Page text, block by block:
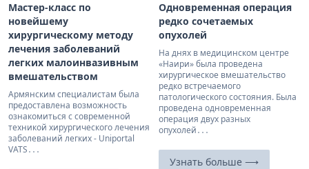
Мастер-класс по
новейшему
хирургическому методу
лечения заболеваний
легких малоинвазивным
вмешательством
Армянским специалистам была
предоставлена возможность
ознакомиться с современной
техникой хирургического лечения
заболеваний легких - Uniportal
VATS․․․
Одновременная операция
редко сочетаемых
опухолей
На днях в медицинском центре
«Наири» была проведена
хирургическое вмешательство
редко встречаемого
патологического состояния. Была
проведена одновременная
операция двух разных
опухолей․․․
Узнать больше ⟶